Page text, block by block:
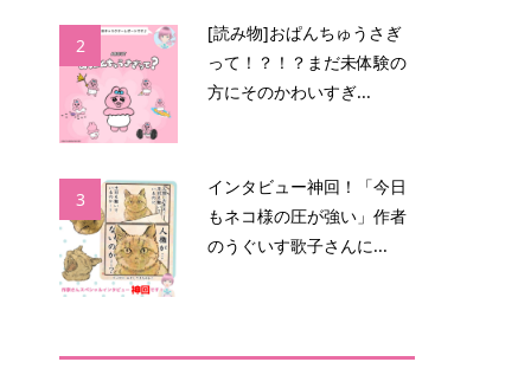
2
[読み物]おぱんちゅうさぎ
って！？！？まだ未体験の
方にそのかわいすぎ...
3
インタビュー神回！「今日
もネコ様の圧が強い」作者
のうぐいす歌子さんに...